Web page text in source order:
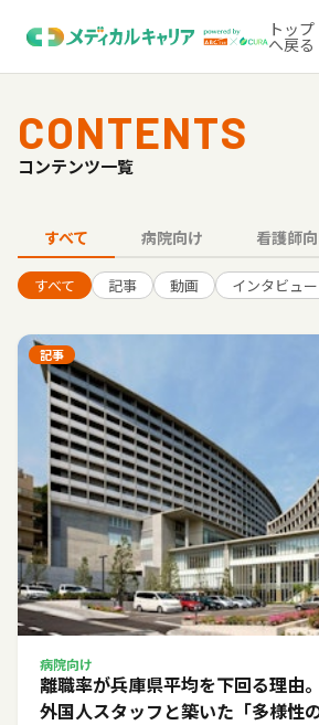
トップ
へ戻る
CONTENTS
コンテンツ一覧
すべて 病院向け 看護師
すべて 記事 動画 インタビュー
記事
病院向け
離職率が兵庫県平均を下回る理由
外国人スタッフと築いた「多様性